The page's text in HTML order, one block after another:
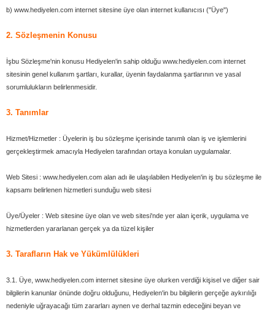
b) www.hediyelen.com internet sitesine üye olan internet kullanıcısı ("Üye")
2. Sözleşmenin Konusu
İşbu Sözleşme'nin konusu Hediyelen'in sahip olduğu www.hediyelen.com internet
sitesinin genel kullanım şartları, kurallar, üyenin faydalanma şartlarının ve yasal
sorumlulukların belirlenmesidir.
3. Tanımlar
Hizmet/Hizmetler : Üyelerin iş bu sözleşme içerisinde tanımlı olan iş ve işlemlerini
gerçekleştirmek amacıyla Hediyelen tarafından ortaya konulan uygulamalar.
Web Sitesi : www.hediyelen.com alan adı ile ulaşılabilen Hediyelen'in iş bu sözleşme ile
kapsamı belirlenen hizmetleri sunduğu web sitesi
Üye/Üyeler : Web sitesine üye olan ve web sitesi'nde yer alan içerik, uygulama ve
hizmetlerden yararlanan gerçek ya da tüzel kişiler
3. Tarafların Hak ve Yükümlülükleri
3.1. Üye, www.hediyelen.com internet sitesine üye olurken verdiği kişisel ve diğer sair
bilgilerin kanunlar önünde doğru olduğunu, Hediyelen'in bu bilgilerin gerçeğe aykırılığı
nedeniyle uğrayacağı tüm zararları aynen ve derhal tazmin edeceğini beyan ve